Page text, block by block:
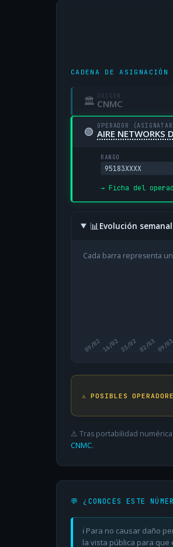
CADENA DE ASIGNACIÓN
🏛 ORIGEN
CNMC
🟢 OPERADOR
AIRE NETWORKS
RANGO
95183XXXX
→ Ficha del
📊Evolución
Cada barra representa
09/0216/0223/02 02/03 09/03
⚠️ POSIBLES
⚠️ Tras portabilidad
CNMC.
💬 ¿CONOCES ESTE
ℹ️ Para no causar daño
la vista pública para